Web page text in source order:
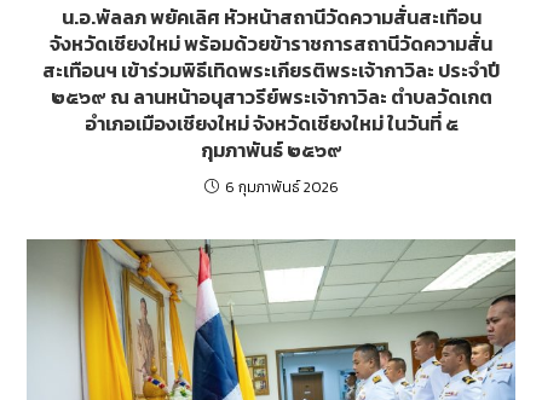
น.อ.พัลลภ พยัคเลิศ หัวหน้าสถานีวัดความสั่นสะเทือน
จังหวัดเชียงใหม่ พร้อมด้วยข้าราชการสถานีวัดความสั่น
สะเทือนฯ เข้าร่วมพิธีเทิดพระเกียรติพระเจ้ากาวิละ ประจำปี
๒๕๖๙ ณ ลานหน้าอนุสาวรีย์พระเจ้ากาวิละ ตำบลวัดเกต
อำเภอเมืองเชียงใหม่ จังหวัดเชียงใหม่ ในวันที่ ๕
กุมภาพันธ์ ๒๕๖๙
6 กุมภาพันธ์ 2026